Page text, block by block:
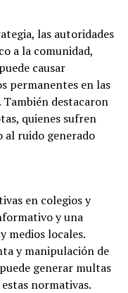
las autoridades
a la comunidad,
causar
permanentes en las
destacaron
quienes sufren
al ruido generado
en colegios y
y una
medios locales.
y manipulación de
generar multas
normativas.